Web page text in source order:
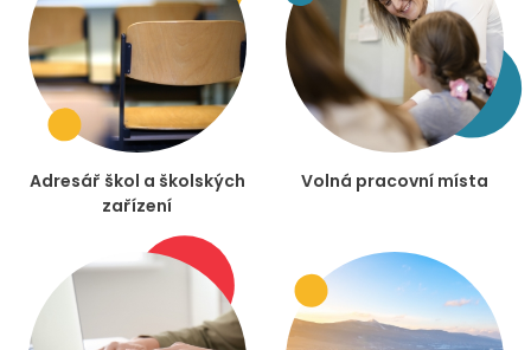
Adresář škol a školských
zařízení
Volná pracovní místa